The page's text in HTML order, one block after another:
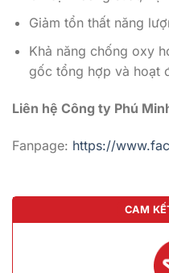
Giảm tổn thất năng
Khả năng chống oxy
gốc tổng hợp và hoạt
Liên hệ Công ty Phú
Fanpage: https://
CAM